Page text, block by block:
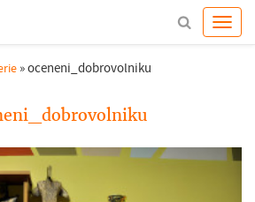
»oceneni_dobrovolniku